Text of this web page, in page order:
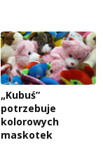
„Kubuś”
potrzebuje
kolorowych
maskotek